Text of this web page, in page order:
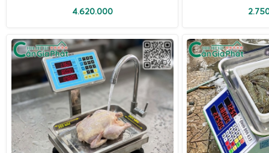
4.620.000